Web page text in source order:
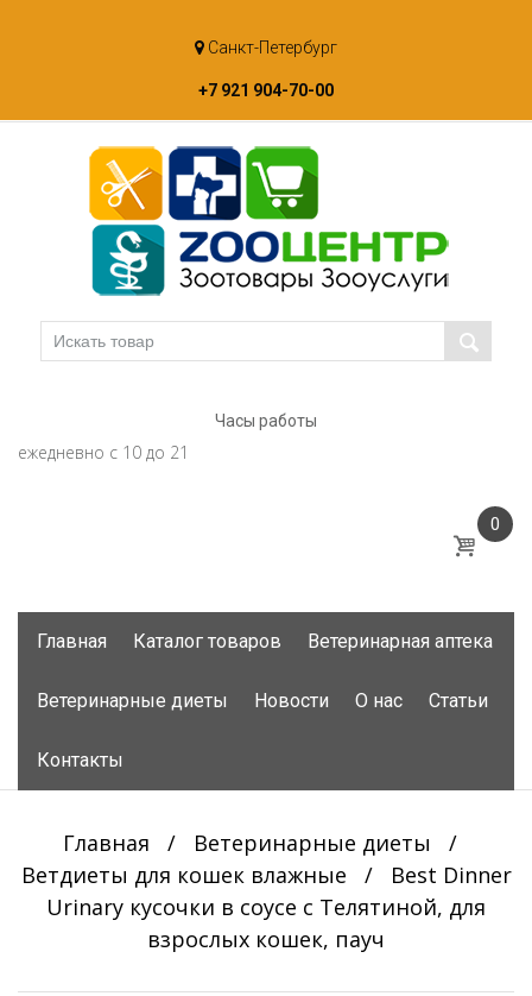
to
Санкт-Петербург
+7 921 904-70-00
Часы работы
ежедневно с 10 до 21
0
Главная Каталог товаров Ветеринарная аптека
Ветеринарные диеты Новости О нас Статьи
Контакты
Главная / Ветеринарные диеты
/
Ветдиеты для кошек влажные
/
Best Dinner
Urinary кусочки в соусе с Телятиной, для
взрослых кошек, пауч